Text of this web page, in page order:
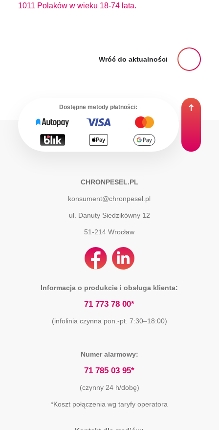
1011 Polaków w wieku 18-74 lata.
Wróć do aktualności
Dostępne metody płatności:
CHRONPESEL.PL
konsument@chronpesel.pl
ul. Danuty Siedzikówny 12
51-214 Wrocław
Informacja o produkcie i obsługa klienta:
71 773 78 00*
(infolinia czynna pon.-pt. 7:30–18:00)
Numer alarmowy:
71 785 03 95*
(czynny 24 h/dobę)
*Koszt połączenia wg taryfy operatora